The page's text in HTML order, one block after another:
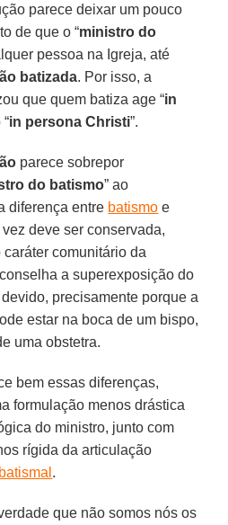
parece deixar um pouco
de que o “ministro do
pessoa na Igreja, até
batizada. Por isso, a
que quem batiza age “in
in persona Christi”.
parece sobrepor
do batismo” ao
diferença entre batismo e
deve ser conservada,
comunitário da
a superexposição do
precisamente porque a
estar na boca de um bispo,
uma obstetra.
bem essas diferenças,
formulação menos drástica
do ministro, junto com
rígida da articulação
.
que não somos nós os